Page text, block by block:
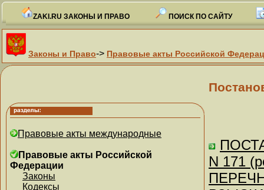
ZAKI.RU ЗАКОНЫ И ПРАВО ПОИСК ПО САЙТУ
Законы и Право-> Правовые акты Российской
Правовые акты международные
Правовые акты Российской
Федерации
Законы
Кодексы
N 171